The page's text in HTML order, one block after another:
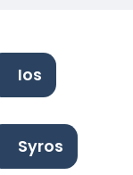
Ios
Syros